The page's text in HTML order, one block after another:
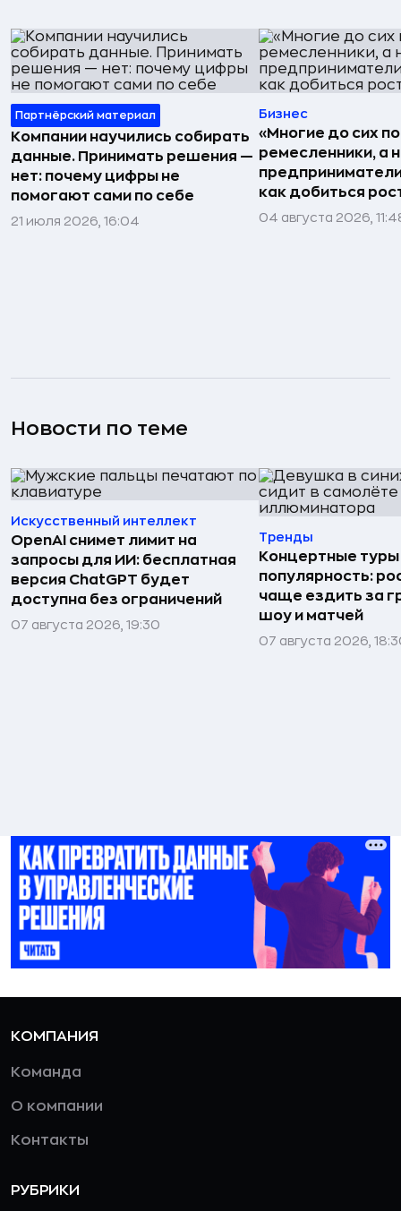
Партнёрский материал
Компании научились собирать
данные. Принимать решения —
нет: почему цифры не
помогают сами по себе
21 июля 2026, 16:04
Бизнес
«Многие до сих
ремесленники, а
как добиться
04 августа 2026,
Новости по теме
Искусственный интеллект
OpenAI снимет лимит на
запросы для ИИ: бесплатная
версия ChatGPT будет
доступна без ограничений
07 августа 2026, 19:30
Тренды
Концертные
популярность:
чаще ездить за
шоу и матчей
07 августа 2026,
КОМПАНИЯ
Команда
О компании
Контакты
РУБРИКИ